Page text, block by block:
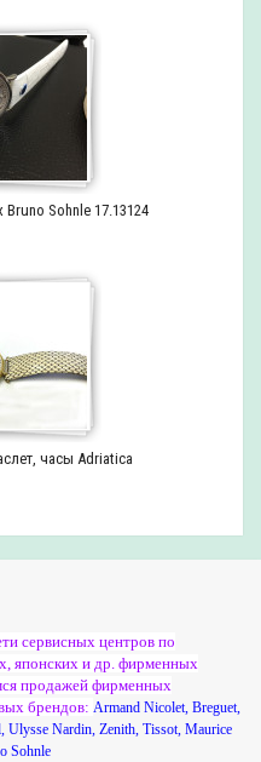
Sohnle 17.13124
часы Adriatica
сервисных центров по
японских и др. фирменных
продажей фирменных
брендов: Armand Nicolet, Breguet,
, Ulysse Nardin, Zenith, Tissot, Maurice
Sohnle